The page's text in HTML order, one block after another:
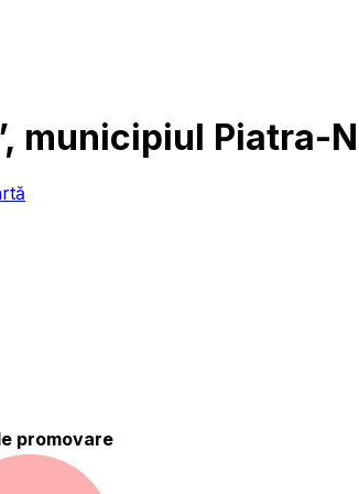
municipiul Piatra-
promovare